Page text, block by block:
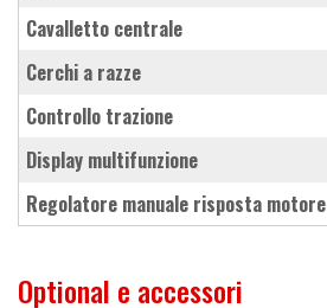
cavalletto centrale
cerchi a razze
controllo trazione
display multifunzione
regolatore manuale risposta motore
Optional e accessori